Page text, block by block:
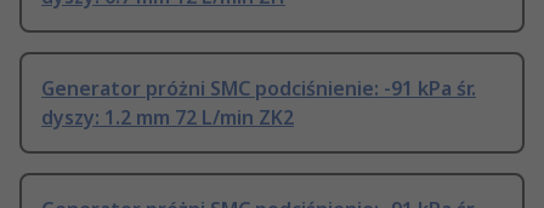
Generator próżni SMC podciśnienie: -91 kPa śr.
dyszy: 1.2 mm 72 L/min ZK2